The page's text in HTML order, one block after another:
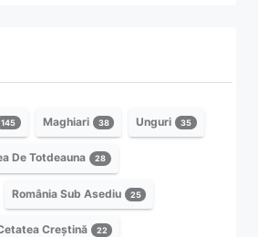
145 Maghiari 38 Unguri 35
De Totdeauna 28
România Sub Asediu 25
Creștină 22